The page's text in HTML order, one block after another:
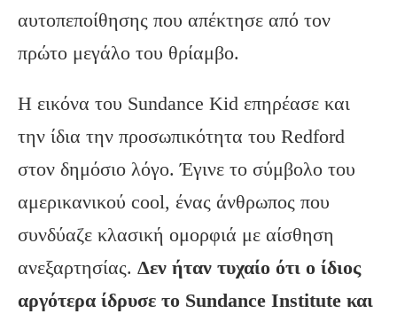
αυτοπεποίθησης που απέκτησε από τον
πρώτο μεγάλο του θρίαμβο.
Η εικόνα του Sundance Kid επηρέασε και
την ίδια την προσωπικότητα του Redford
στον δημόσιο λόγο. Έγινε το σύμβολο του
αμερικανικού cool, ένας άνθρωπος που
συνδύαζε κλασική ομορφιά με αίσθηση
ανεξαρτησίας. Δεν ήταν τυχαίο ότι ο ίδιος
αργότερα ίδρυσε το Sundance Institute και